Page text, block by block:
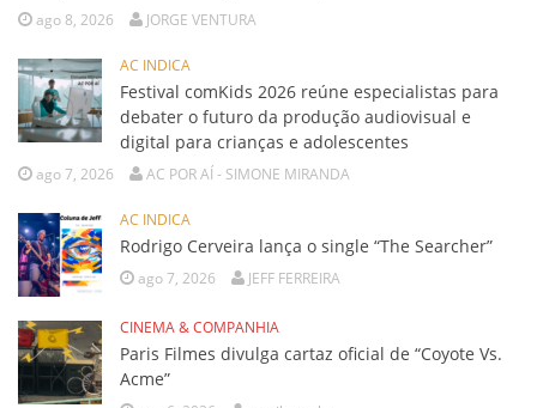
ago 8, 2026 JORGE VENTURA
AC INDICA
Festival comKids 2026 reúne especialistas para
debater o futuro da produção audiovisual e
digital para crianças e adolescentes
ago 7, 2026 AC POR AÍ - SIMONE MIRANDA
AC INDICA
Rodrigo Cerveira lança o single “The Searcher”
ago 7, 2026 JEFF FERREIRA
CINEMA & COMPANHIA
Paris Filmes divulga cartaz oficial de “Coyote Vs.
Acme”